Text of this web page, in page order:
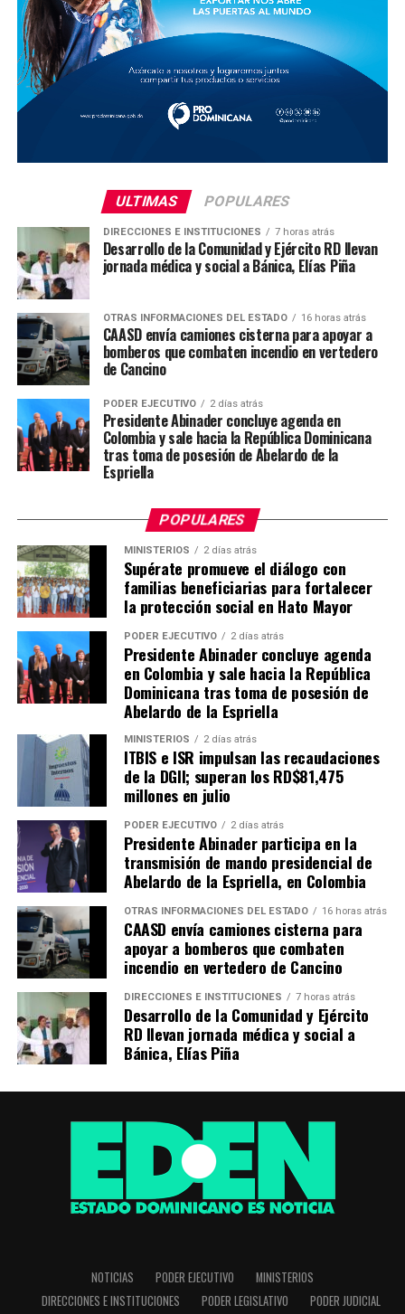
ULTIMAS POPULARES
DIRECCIONES E INSTITUCIONES 7 horas atrás
Desarrollo de la Comunidad y Ejército RD llevan
jornada médica y social a Bánica, Elías Piña
OTRAS INFORMACIONES DEL ESTADO 16 horas atrás
CAASD envía camiones cisterna para apoyar a
bomberos que combaten incendio en vertedero
de Cancino
PODER EJECUTIVO 2 días atrás
Presidente Abinader concluye agenda en
Colombia y sale hacia la República Dominicana
tras toma de posesión de Abelardo de la
Espriella
POPULARES
MINISTERIOS 2 días atrás
Supérate promueve el diálogo con
familias beneficiarias para fortalecer
la protección social en Hato Mayor
PODER EJECUTIVO 2 días atrás
Presidente Abinader concluye agenda
en Colombia y sale hacia la República
Dominicana tras toma de posesión de
Abelardo de la Espriella
MINISTERIOS 2 días atrás
ITBIS e ISR impulsan las recaudaciones
de la DGII; superan los RD$81,475
millones en julio
PODER EJECUTIVO 2 días atrás
Presidente Abinader participa en la
transmisión de mando presidencial de
Abelardo de la Espriella, en Colombia
OTRAS INFORMACIONES DEL ESTADO 16 horas atrás
CAASD envía camiones cisterna para
apoyar a bomberos que combaten
incendio en vertedero de Cancino
DIRECCIONES E INSTITUCIONES 7 horas atrás
Desarrollo de la Comunidad y Ejército
RD llevan jornada médica y social a
Bánica, Elías Piña
NOTICIAS PODER EJECUTIVO
MINISTERIOS
DIRECCIONES E INSTITUCIONES
PODER LEGISLATIVO PODER JUDICIAL